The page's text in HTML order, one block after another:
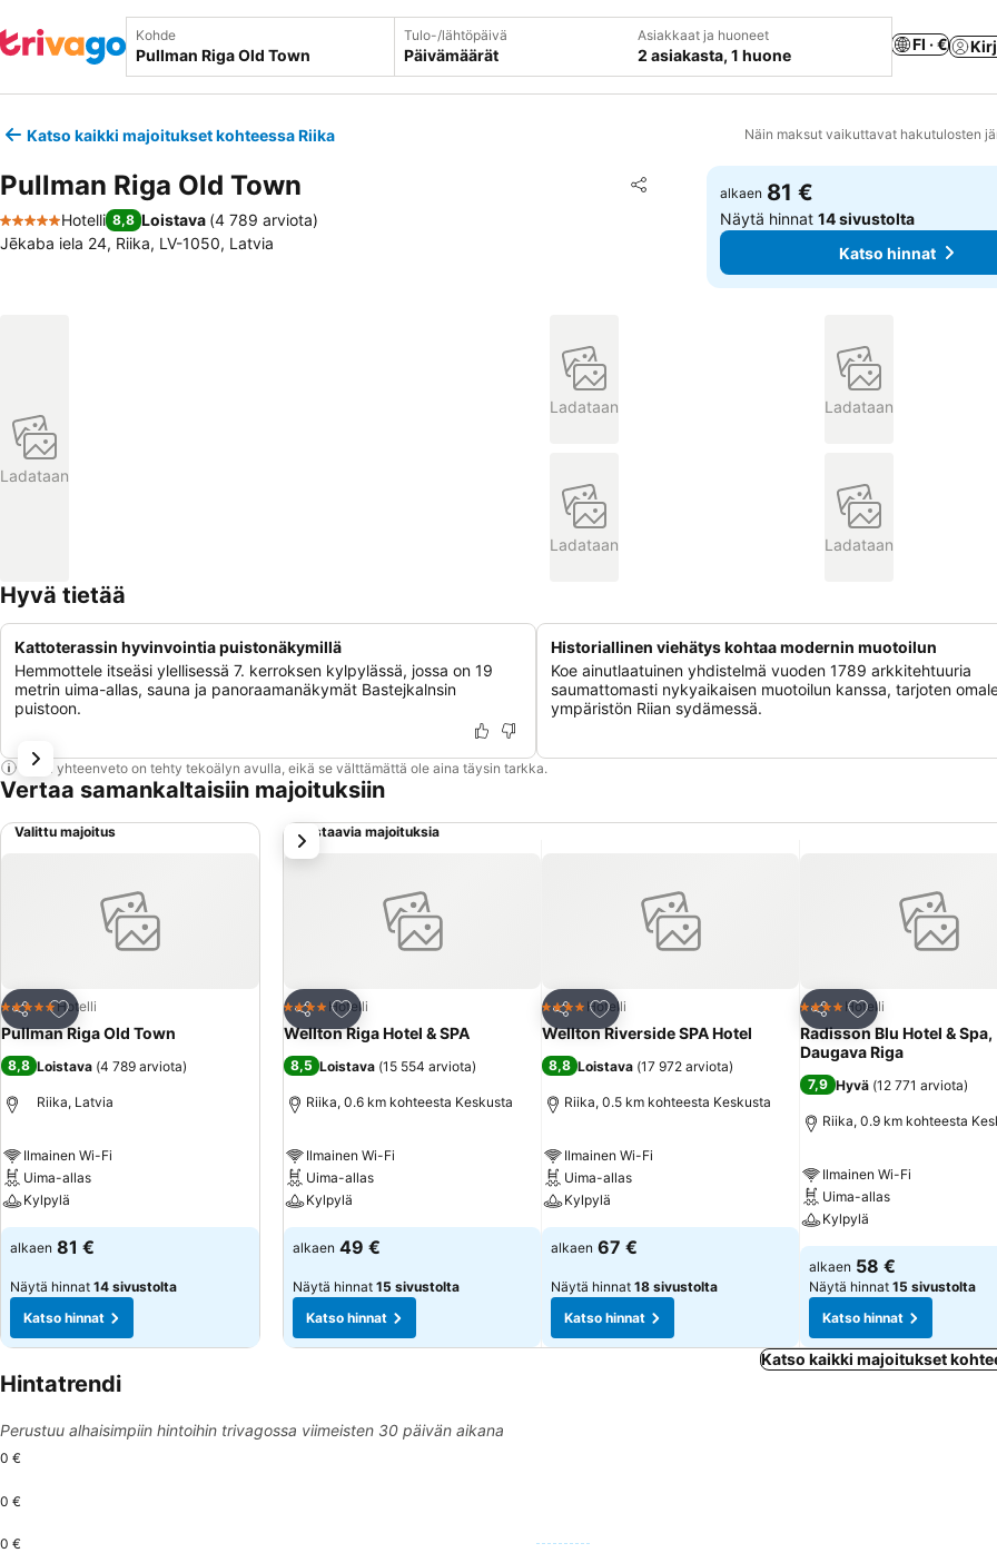
Kohde Tulo-/lähtöpäivä
Päivämäärät
Asiakkaat ja huoneet
2 asiakasta, 1 huone
FI · €
Katso kaikki majoitukset kohteessa Riika Näin maksut vaikuttavat hakutulosten
Pullman Riga Old Town Jaa
Lisää suosikkeihin
5 Tähtiluokitus
Hotelli 8,8 Loistava (4 789 arviota)
Jēkaba iela 24, Riika, LV-1050, Latvia
alkaen 81 €
Näytä hinnat14 sivustolta
Katso hinnat
Ladataan
Ladataan Ladataan
Ladataan Ladataan
Hyvä tietää
Kattoterassin hyvinvointia puistonäkymillä
Hemmottele itseäsi ylellisessä 7. kerroksen kylpylässä, jossa on 19
metrin uima-allas, sauna ja panoraamanäkymät Bastejkalnsin
puistoon.
Historiallinen viehätys kohtaa modernin muotoilun
Koe ainutlaatuinen yhdistelmä vuoden 1789 arkkitehtuuria
saumattomasti nykyaikaisen muotoilun kanssa, tarjoten
ympäristön Riian sydämessä.
Tämä yhteenveto on tehty tekoälyn avulla, eikä se välttämättä ole aina täysin tarkka.
Vertaa samankaltaisiin majoituksiin
Valittu majoitus
Jaa
Lisää suosikkeihin
5 Tähtiluokitus
Hotelli
Pullman Riga Old Town
8,8 Loistava (4 789 arviota)
Riika, Latvia
Ilmainen Wi-Fi
Uima-allas
Kylpylä
alkaen 81 €
Näytä hinnat 14 sivustolta
Katso hinnat
Vastaavia majoituksia
Jaa
Lisää suosikkeihin
4 Tähtiluokitus
Hotelli
Wellton Riga Hotel & SPA
8,5 Loistava (15 554 arviota)
Riika, 0.6 km kohteesta Keskusta
Ilmainen Wi-Fi
Uima-allas
Kylpylä
alkaen 49 €
Näytä hinnat 15 sivustolta
Katso hinnat
Jaa
Lisää suosikkeihin
4 Tähtiluokitus
Hotelli
Wellton Riverside SPA Hotel
8,8 Loistava (17 972 arviota)
Riika, 0.5 km kohteesta Keskusta
Ilmainen Wi-Fi
Uima-allas
Kylpylä
alkaen 67 €
Näytä hinnat 18 sivustolta
Katso hinnat
Jaa
Lisää suosikkeihin
4 Tähtiluokitus
Hotelli
Radisson Blu Hotel & Spa,
Daugava Riga
7,9 Hyvä (12 771 arviota)
Riika, 0.9 km kohteesta
Ilmainen Wi-Fi
Uima-allas
Kylpylä
alkaen 58 €
Näytä hinnat 15 sivustolta
Katso hinnat
seuraava
Katso kaikki majoitukset
Hintatrendi
Perustuu alhaisimpiin hintoihin trivagossa viimeisten 30 päivän aikana
0 €
0 €
0 €